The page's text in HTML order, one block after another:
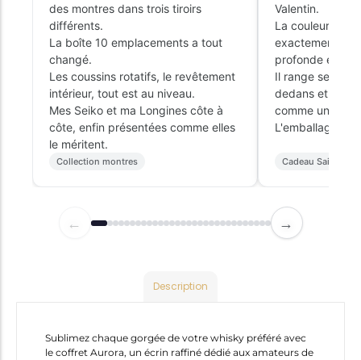
des montres dans trois tiroirs
différents.
La boîte 10 emplacements a tout
changé.
Les coussins rotatifs, le revêtement
intérieur, tout est au niveau.
Mes Seiko et ma Longines côte à
côte, enfin présentées comme elles
le méritent.
Collection montres
Valentin.
La couleur
exactement
profonde et
Il range ses
dedans et ça
comme un
L'emballage
Cadeau Saint-
← →
Description
Sublimez chaque gorgée de votre whisky préféré avec
le coffret Aurora, un écrin raffiné dédié aux amateurs de